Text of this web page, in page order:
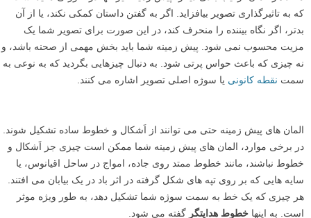
روی زمین است را در تصویر خود جای دهید. این استفاده از پیش زمینه نقطه
ای برای ورود نگاه بیننده به تصویر فراهم می کند، و هر خط ایجاد شده در
پیش زمینه نگاه او را به سمت تصویر هدایت می کند.
لنزک: با نزدیک کردن دوربین به زمین یا پایین آوردن آن، با روی زمین دراز
کشیدن و یا نشستن روی زانو هنگام
عکاسی دوربین در دست
مانند هر المان ترکیب بندی دیگر، پیش زمینه نیز تنها در صورتی مفید است
که به تاثیرگذاری تصویر بیافزاید. اگر به گفتن داستان کمکی نکند، یا از آن
بدتر، اگر نگاه بیننده را منحرف کند، در این صورت برای تصویر شما یک
مزیت محسوب نمی شود. پیش زمینه شما باید بخش مهمی از صحنه باشد، و